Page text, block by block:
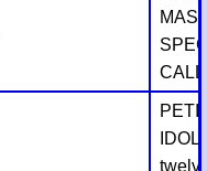
CALL